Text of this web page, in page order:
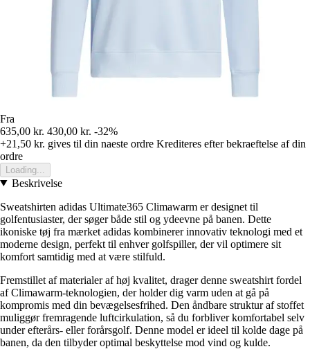
Fra
635,00 kr. 430,00 kr. -32%
+21,50 kr. gives til din naeste ordre Krediteres efter bekraeftelse af din
ordre
Loading...
Beskrivelse
Sweatshirten adidas Ultimate365 Climawarm er designet til
golfentusiaster, der søger både stil og ydeevne på banen. Dette
ikoniske tøj fra mærket adidas kombinerer innovativ teknologi med et
moderne design, perfekt til enhver golfspiller, der vil optimere sit
komfort samtidig med at være stilfuld.
Fremstillet af materialer af høj kvalitet, drager denne sweatshirt fordel
af Climawarm-teknologien, der holder dig varm uden at gå på
kompromis med din bevægelsesfrihed. Den åndbare struktur af stoffet
muliggør fremragende luftcirkulation, så du forbliver komfortabel selv
under efterårs- eller forårsgolf. Denne model er ideel til kolde dage på
banen, da den tilbyder optimal beskyttelse mod vind og kulde.